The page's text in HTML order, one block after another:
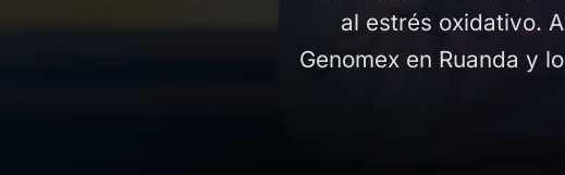
al estrés oxidativo.
Genomex en Ruanda y